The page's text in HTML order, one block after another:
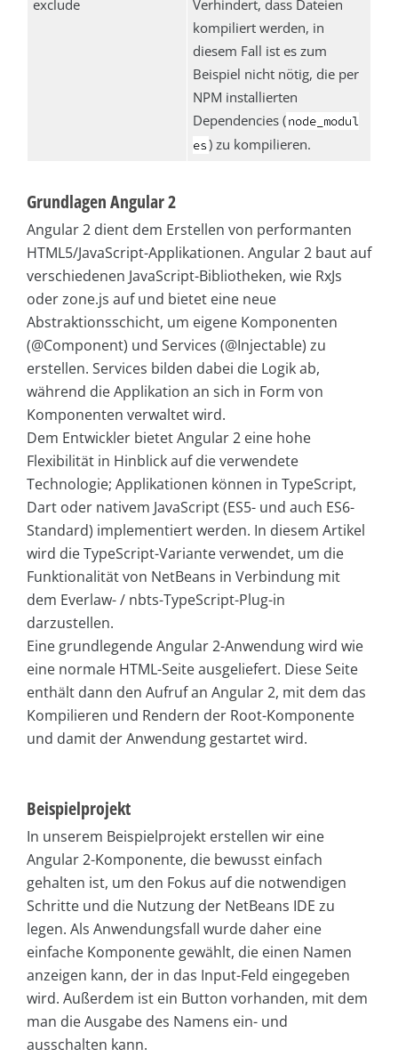
exclude
Verhindert, dass Dateien
kompiliert werden, in
diesem Fall ist es zum
Beispiel nicht nötig, die per
NPM installierten
Dependencies (node_modul
es) zu kompilieren.
Grundlagen Angular 2
Angular 2 dient dem Erstellen von performanten
HTML5/JavaScript-Applikationen. Angular 2 baut auf
verschiedenen JavaScript-Bibliotheken, wie RxJs
oder zone.js auf und bietet eine neue
Abstraktionsschicht, um eigene Komponenten
(@Component) und Services (@Injectable) zu
erstellen. Services bilden dabei die Logik ab,
während die Applikation an sich in Form von
Komponenten verwaltet wird.
Dem Entwickler bietet Angular 2 eine hohe
Flexibilität in Hinblick auf die verwendete
Technologie; Applikationen können in TypeScript,
Dart oder nativem JavaScript (ES5- und auch ES6-
Standard) implementiert werden. In diesem Artikel
wird die TypeScript-Variante verwendet, um die
Funktionalität von NetBeans in Verbindung mit
dem Everlaw- / nbts-TypeScript-Plug-in
darzustellen.
Eine grundlegende Angular 2-Anwendung wird wie
eine normale HTML-Seite ausgeliefert. Diese Seite
enthält dann den Aufruf an Angular 2, mit dem das
Kompilieren und Rendern der Root-Komponente
und damit der Anwendung gestartet wird.
Beispielprojekt
In unserem Beispielprojekt erstellen wir eine
Angular 2-Komponente, die bewusst einfach
gehalten ist, um den Fokus auf die notwendigen
Schritte und die Nutzung der NetBeans IDE zu
legen. Als Anwendungsfall wurde daher eine
einfache Komponente gewählt, die einen Namen
anzeigen kann, der in das Input-Feld eingegeben
wird. Außerdem ist ein Button vorhanden, mit dem
man die Ausgabe des Namens ein- und
ausschalten kann.